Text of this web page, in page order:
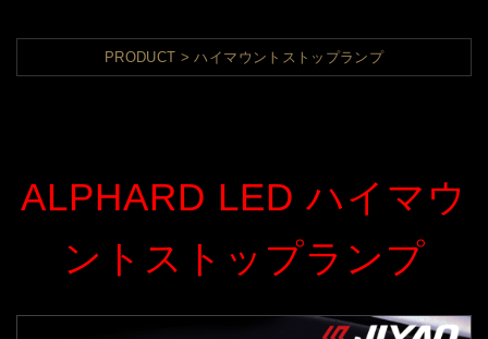
PRODUCT ハイマウントストップランプ
ALPHARD LED ハイマウ
ントストップランプ